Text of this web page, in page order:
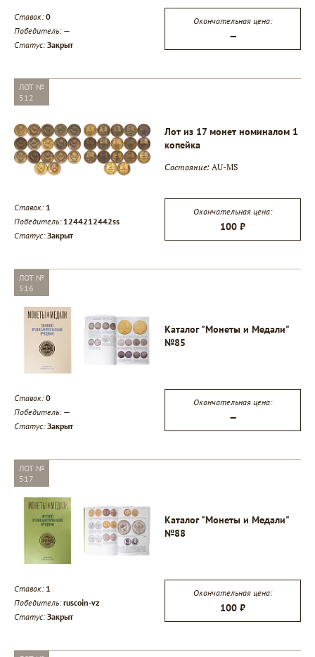
Ставок:0
Победитель: —
Статус:Закрыт
Окончательная цена:
—
ЛОТ №
512
Лот из 17 монет номиналом 1
копейка
Состояние: AU-MS
Ставок: 1
Победитель: 1244212442ss
Статус:Закрыт
Окончательная цена:
100 ₽
ЛОТ №
516
Каталог "Монеты и Медали"
№85
Ставок:0
Победитель: —
Статус:Закрыт
Окончательная цена:
—
ЛОТ №
517
Каталог "Монеты и Медали"
№88
Ставок: 1
Победитель: ruscoin-vz
Статус:Закрыт
Окончательная цена:
100 ₽